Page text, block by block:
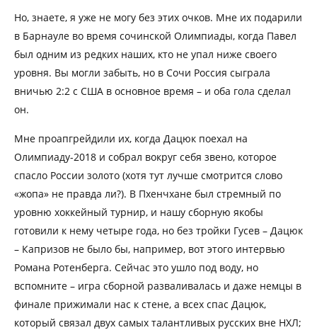
Но, знаете, я уже не могу без этих очков. Мне их подарили
в Барнауле во время сочинской Олимпиады, когда Павел
был одним из редких наших, кто не упал ниже своего
уровня. Вы могли забыть, но в Сочи Россия сыграла
вничью 2:2 с США в основное время – и оба гола сделал
он.
Мне проапгрейдили их, когда Дацюк поехал на
Олимпиаду-2018 и собрал вокруг себя звено, которое
спасло России золото (хотя тут лучше смотрится слово
«жопа» не правда ли?). В Пхенчхане был стремный по
уровню хоккейный турнир, и нашу сборную якобы
готовили к нему четыре года, но без тройки Гусев – Дацюк
– Капризов не было бы, например, вот этого интервью
Романа Ротенберга. Сейчас это ушло под воду, но
вспомните – игра сборной разваливалась и даже немцы в
финале прижимали нас к стене, а всех спас Дацюк,
который связал двух самых талантливых русских вне НХЛ;